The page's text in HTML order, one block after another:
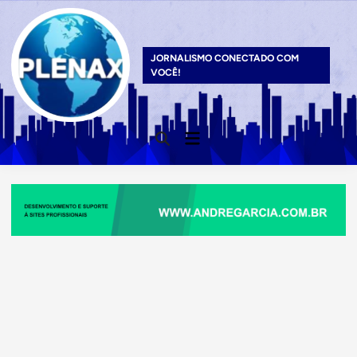
content
JORNALISMO CONECTADO COM
VOCÊ!
Open
Search
Main
Menu